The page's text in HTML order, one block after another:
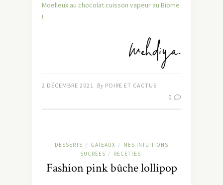
Moelleux au chocolat cuisson vapeur au Biome
!
2 DÉCEMBRE 2021 By POIRE ET CACTUS
0
DESSERTS / GÂTEAUX /
MES INTUITIONS
SUCRÉES / RECETTES
Fashion pink bûche lollipop